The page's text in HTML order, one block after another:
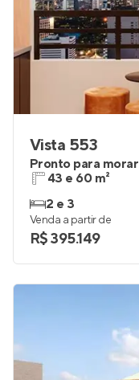
Vista 553
Pronto para morar
43 e 60 m²
2 e 3
Venda a partir de
R$ 395.149